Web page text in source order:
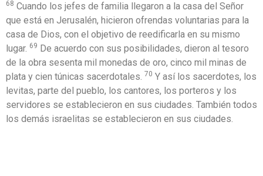
68 Cuando los jefes de familia llegaron a la casa del Señor
que está en Jerusalén, hicieron ofrendas voluntarias para la
casa de Dios, con el objetivo de reedificarla en su mismo
lugar. 69 De acuerdo con sus posibilidades, dieron al tesoro
de la obra sesenta mil monedas de oro, cinco mil minas de
plata y cien túnicas sacerdotales. 70 Y así los sacerdotes, los
levitas, parte del pueblo, los cantores, los porteros y los
servidores se establecieron en sus ciudades. También todos
los demás israelitas se establecieron en sus ciudades.